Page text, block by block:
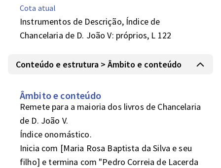
Cota atual
Instrumentos de Descrição, Índice de
Chancelaria de D. João V: próprios, L 122
Conteúdo e estrutura > Âmbito e conteúdo
Âmbito e conteúdo
Remete para a maioria dos livros de Chancelaria
de D. João V.
Índice onomástico.
Inicia com [Maria Rosa Baptista da Silva e seu
filho] e termina com "Pedro Correia de Lacerda